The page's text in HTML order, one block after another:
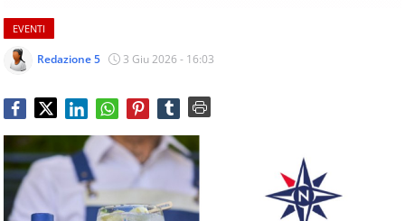
dell'alimentazione,
dei
consumi
del
Food
Service
e
tutte
le
novità
EVENTI
Redazione 5 3 Giu 2026 - 16:03